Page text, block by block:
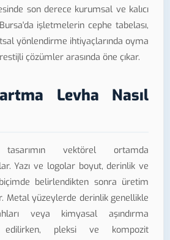
son derece kurumsal ve kalıcı
işletmelerin cephe tabelası,
yönlendirme ihtiyaçlarında oyma
çözümler arasında öne çıkar.
Levha Nasıl
vektörel ortamda
Yazı ve logolar boyut, derinlik ve
belirlendikten sonra üretim
Metal yüzeylerde derinlik genellikle
veya kimyasal aşındırma
pleksi ve kompozit